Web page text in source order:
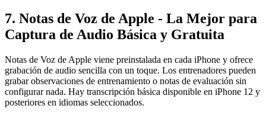
7. Notas de Voz de Apple - La Mejor para
Captura de Audio Básica y Gratuita
Notas de Voz de Apple viene preinstalada en cada iPhone y ofrece
grabación de audio sencilla con un toque. Los entrenadores pueden
grabar observaciones de entrenamiento o notas de evaluación sin
configurar nada. Hay transcripción básica disponible en iPhone 12 y
posteriores en idiomas seleccionados.